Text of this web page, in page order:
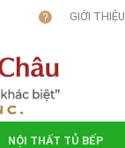
GIỚI THIỆU
NỘI THẤT TỦ BẾP